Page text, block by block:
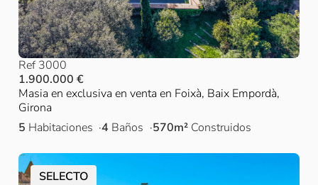
Ref 3000
1.900.000 €
Masia en exclusiva en venta en Foixà, Baix Empordà,
Girona
5 Habitaciones 4 Baños 570m² Construidos
SELECTO